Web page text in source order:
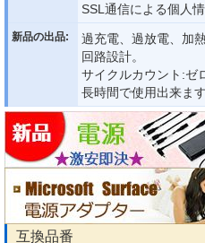
SSL通信による個人
新品の出品:
過充電、過放電、加
回路設計。
サイクルカウント:ゼ
長時間で使用出来ます
互換品番